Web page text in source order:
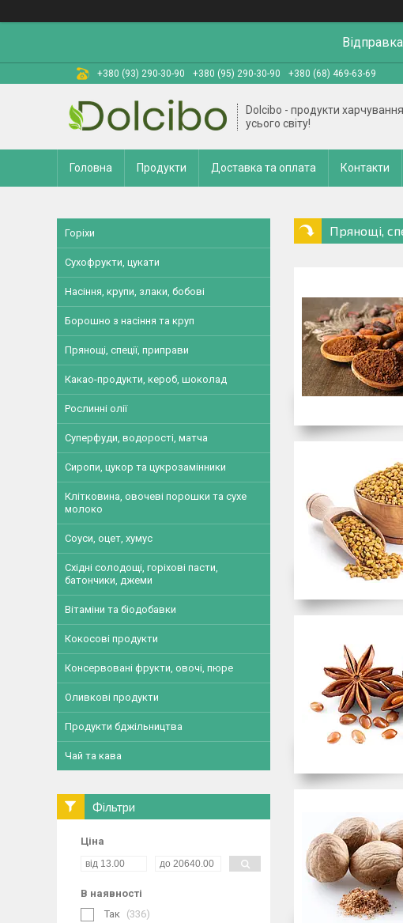
+380 (93) 290-30-90 +380 (95) 290-30-90 +380 (68) 469-63-69
Dolcibo - продукти
усього світу!
Головна Продукти Доставка та оплата Контакти
Прянощі,
Горіхи
Сухофрукти, цукати
Насіння, крупи, злаки, бобові
Борошно з насіння та круп
Прянощі, спеції, приправи
Какао-продукти, кероб, шоколад
Рослинні олії
Суперфуди, водорості, матча
Сиропи, цукор та цукрозамінники
Клітковина, овочеві порошки та сухе
молоко
Соуси, оцет, хумус
Східні солодощі, горіхові пасти,
батончики, джеми
Вітаміни та біодобавки
Кокосові продукти
Консервовані фрукти, овочі, пюре
Оливкові продукти
Продукти бджільництва
Чай та кава
Фільтри
Ціна
В наявності
Так
336